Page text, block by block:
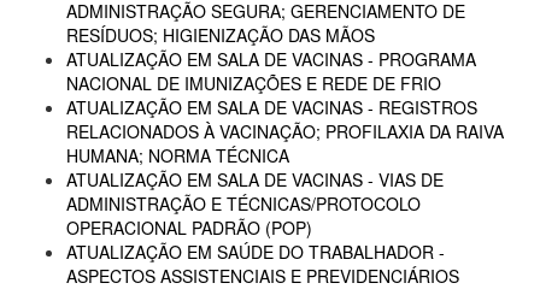
ADMINISTRAÇÃO SEGURA; GERENCIAMENTO DE
RESÍDUOS; HIGIENIZAÇÃO DAS MÃOS
ATUALIZAÇÃO EM SALA DE VACINAS - PROGRAMA
NACIONAL DE IMUNIZAÇÕES E REDE DE FRIO
ATUALIZAÇÃO EM SALA DE VACINAS - REGISTROS
RELACIONADOS À VACINAÇÃO; PROFILAXIA DA RAIVA
HUMANA; NORMA TÉCNICA
ATUALIZAÇÃO EM SALA DE VACINAS - VIAS DE
ADMINISTRAÇÃO E TÉCNICAS/PROTOCOLO
OPERACIONAL PADRÃO (POP)
ATUALIZAÇÃO EM SAÚDE DO TRABALHADOR -
ASPECTOS ASSISTENCIAIS E PREVIDENCIÁRIOS